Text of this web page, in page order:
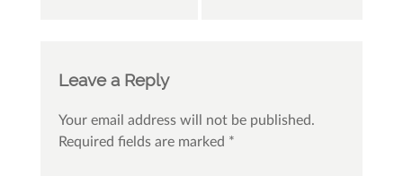
Leave a Reply
Your email address will not be published.
Required fields are marked *